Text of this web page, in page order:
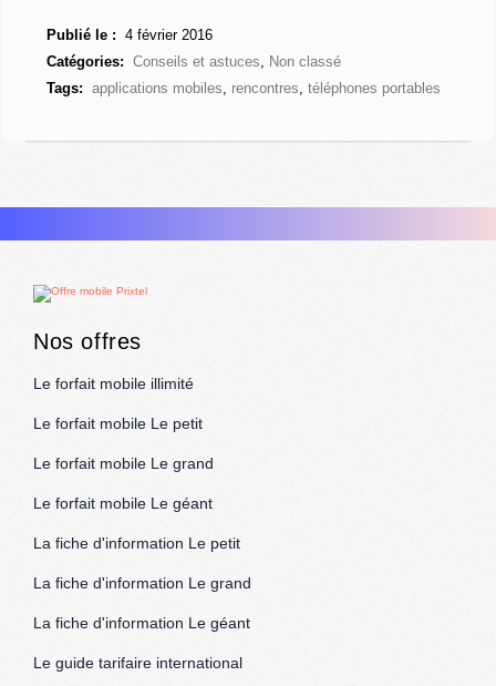
Publié le : 4 février 2016
Catégories:
Conseils et astuces, Non classé
Tags:
applications mobiles, rencontres,téléphones portables
Nos offres
Le forfait mobile illimité
Le forfait mobile Le petit
Le forfait mobile Le grand
Le forfait mobile Le géant
La fiche d'information Le petit
La fiche d'information Le grand
La fiche d'information Le géant
Le guide tarifaire international